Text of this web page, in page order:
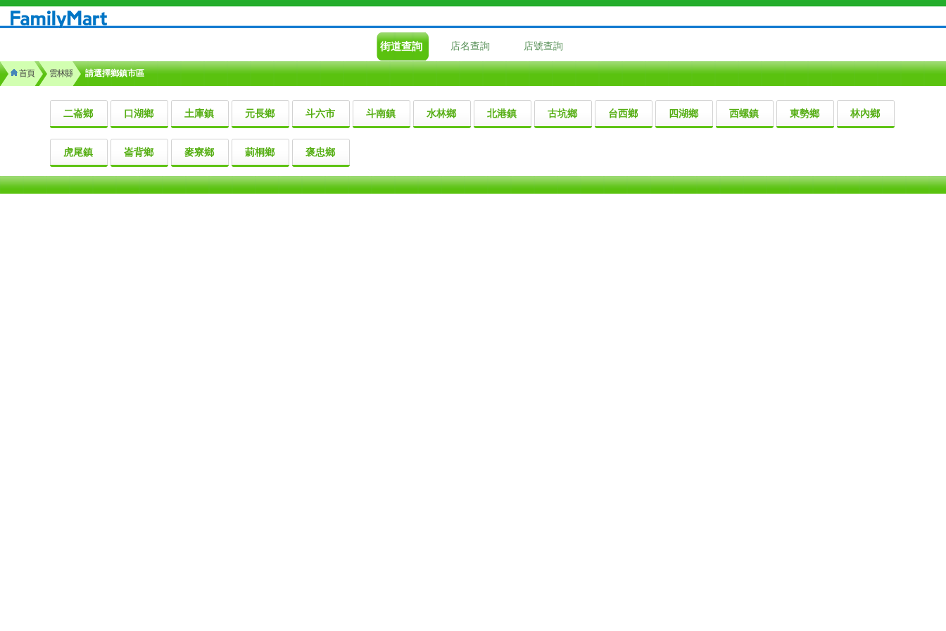
街道查詢 店名查詢 店號查詢
首頁 雲林縣 請選擇鄉鎮市區
二崙鄉 口湖鄉 土庫鎮 元長鄉 斗六市 斗南鎮 水林鄉 北港鎮 古坑鄉 台西鄉 四湖鄉 西螺鎮 東勢鄉 林內鄉
虎尾鎮 崙背鄉 麥寮鄉 莿桐鄉 褒忠鄉